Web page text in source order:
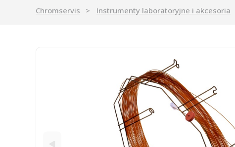
Chromservis Instrumenty laboratoryjne i akcesoria